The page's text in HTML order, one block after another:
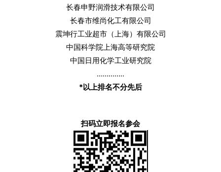
长春申野润滑技术有限公司
长春市维尚化工有限公司
震坤行工业超市（上海）有限公司
中国科学院上海高等研究院
中国日用化学工业研究院
…………..
*以上排名不分先后
扫码立即报名参会